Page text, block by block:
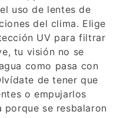
uso de lentes de
del clima. Elige
UV para filtrar
tu visión no se
como pasa con
de tener que
o empujarlos
se resbalaron